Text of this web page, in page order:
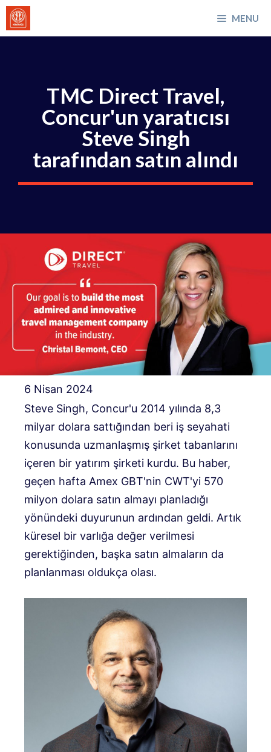
İçeriğe
atla
MENU
TMC Direct Travel,
Concur'un yaratıcısı
Steve Singh
tarafından satın alındı
6 Nisan 2024
Steve Singh, Concur'u 2014 yılında 8,3
milyar dolara sattığından beri iş seyahati
konusunda uzmanlaşmış şirket tabanlarını
içeren bir yatırım şirketi kurdu. Bu haber,
geçen hafta Amex GBT'nin CWT'yi 570
milyon dolara satın almayı planladığı
yönündeki duyurunun ardından geldi. Artık
küresel bir varlığa değer verilmesi
gerektiğinden, başka satın almaların da
planlanması oldukça olası.